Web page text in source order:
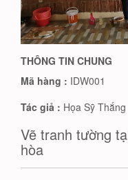
THÔNG TIN CHUNG
Mã hàng : IDW001
Tác giả : Họa Sỹ Thắng
Vẽ tranh tường
hòa